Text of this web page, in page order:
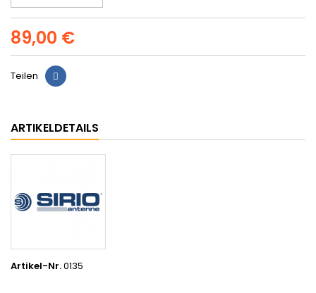
89,00 €
Teilen
ARTIKELDETAILS
Artikel-Nr.0135